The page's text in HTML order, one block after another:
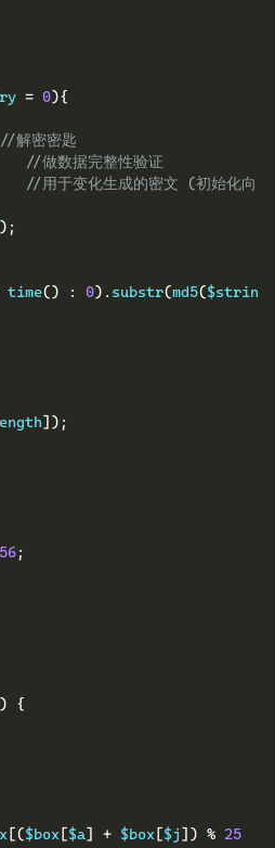
= 0){
//解密密匙
//做数据完整性验证
//用于变化生成的密文 (初始化向
);
time() : 0). substr(md5($strin
]);
;
{
[($box [$a] + $box [$j]) % 25